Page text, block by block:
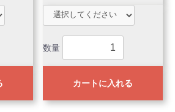
数量
カートに入れる